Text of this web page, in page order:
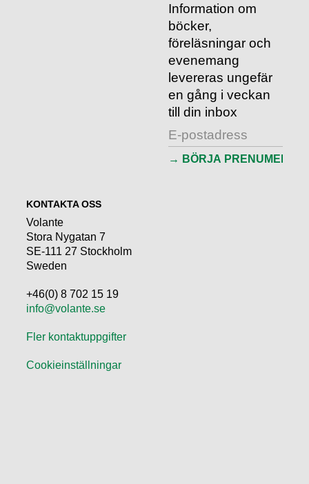
Information om
böcker,
föreläsningar och
evenemang
levereras ungefär
en gång i veckan
till din inbox
KONTAKTA OSS
Volante
Stora Nygatan 7
SE-111 27 Stockholm
Sweden
+46(0) 8 702 15 19
info@volante.se
Fler kontaktuppgifter
Cookieinställningar